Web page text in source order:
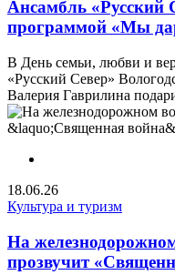
Ансамбль «Русский
программой «Мы
В День семьи, любви и
«Русский Север»
Валерия Гаврилина
18.06.26
Культура и туризм
На
прозвучит